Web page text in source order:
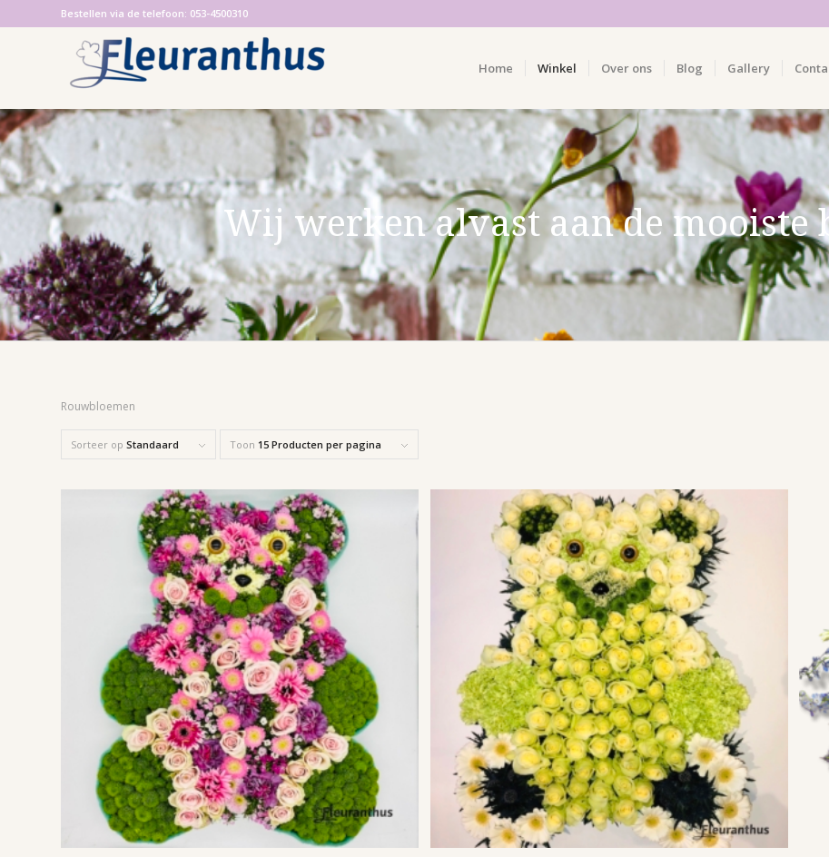
Bestellen via de telefoon: 053-4500310
Home Winkel Over ons Blog Gallery
Wij werken alvast aan de mooiste
Rouwbloemen
Sorteer op Standaard Toon 15 Producten per pagina